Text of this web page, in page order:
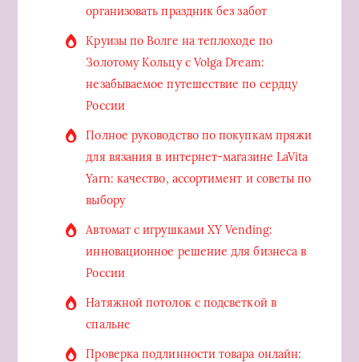
организовать праздник без забот
Круизы по Волге на теплоходе по
Золотому Кольцу с Volga Dream:
незабываемое путешествие по сердцу
России
Полное руководство по покупкам пряжи
для вязания в интернет-магазине LaVita
Yarn: качество, ассортимент и советы по
выбору
Автомат с игрушками XY Vending:
инновационное решение для бизнеса в
России
Натяжной потолок с подсветкой в
спальне
Проверка подлинности товара онлайн: